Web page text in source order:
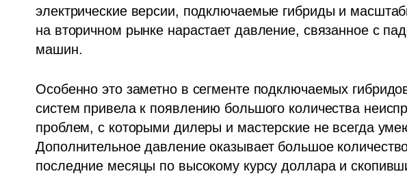
электрические версии, подключаемые гибриды и
на вторичном рынке нарастает давление, связанное с
машин.
Особенно это заметно в сегменте подключаемых
систем привела к появлению большого количества
проблем, с которыми дилеры и мастерские не всегда
Дополнительное давление оказывает большое
последние месяцы по высокому курсу доллара и